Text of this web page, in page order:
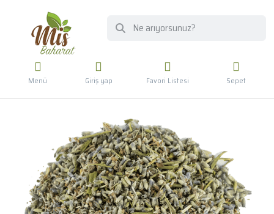
Menü Giriş yap Favori Listesi Sepet